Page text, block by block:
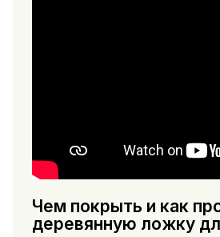
Чем покрыть и как
деревянную ложку